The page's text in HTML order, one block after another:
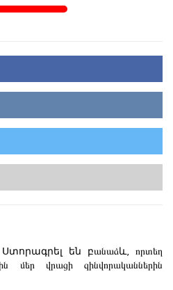
Ստորագրել են բանաձև , որտեղ
մեր վրացի զինվորականներին